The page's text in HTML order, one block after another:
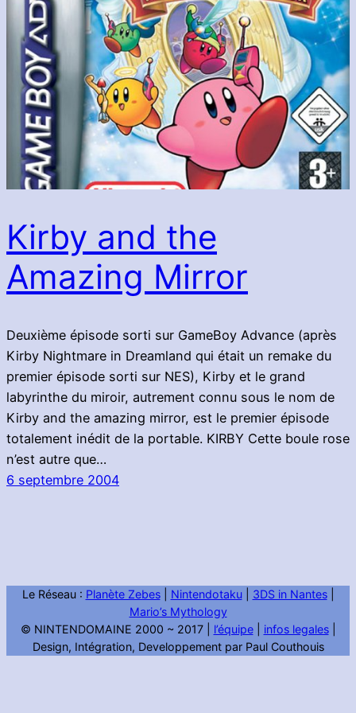
Kirby and the
Amazing Mirror
Deuxième épisode sorti sur GameBoy Advance (après
Kirby Nightmare in Dreamland qui était un remake du
premier épisode sorti sur NES), Kirby et le grand
labyrinthe du miroir, autrement connu sous le nom de
Kirby and the amazing mirror, est le premier épisode
totalement inédit de la portable. KIRBY Cette boule rose
n’est autre que…
6 septembre 2004
Le Réseau : Planète Zebes| Nintendotaku| 3DS in Nantes|
Mario’s Mythology
© NINTENDOMAINE 2000 ~ 2017 | l’équipe| infos legales|
Design, Intégration, Developpement par Paul Couthouis